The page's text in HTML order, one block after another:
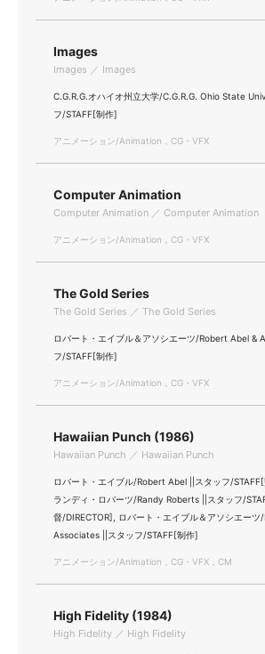
Images
Images ／ Images
C.G.R.G.オハイオ州立大学/C.G.R.G. Ohio State
フ/STAFF[制作]
アニメーション/Animation，CG・VFX
Computer Animation
Computer Animation ／ Computer Animation
アニメーション/Animation，CG・VFX
The Gold Series
The Gold Series ／ The Gold Series
ロバート・エイブル＆アソシエーツ/Robert Abel &
フ/STAFF[制作]
アニメーション/Animation，CG・VFX
Hawaiian Punch (1986)
Hawaiian Punch ／ Hawaiian Punch
ロバート・エイブル/Robert Abel ||スタッフ/STAFF[
ランディ・ロバーツ/Randy Roberts ||スタッフ/
督/DIRECTOR], ロバート・エイブル＆アソシエー
Associates ||スタッフ/STAFF[制作]
アニメーション/Animation，CG・VFX，CM
High Fidelity (1984)
High Fidelity ／ High Fidelity